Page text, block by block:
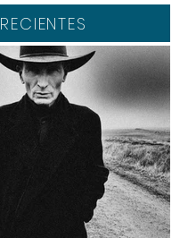
RECIENTES